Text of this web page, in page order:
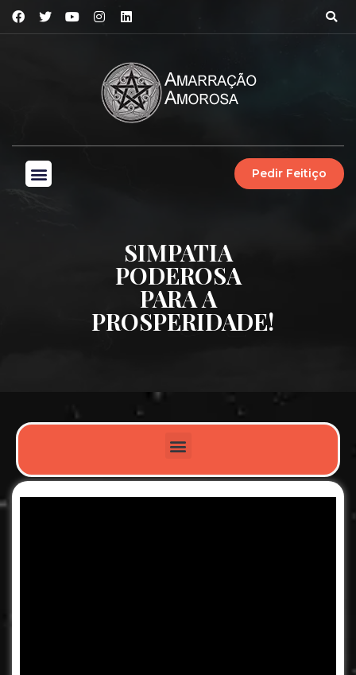
Pedir Feitiço
SIMPATIA
PODEROSA
PARA A
PROSPERIDADE!